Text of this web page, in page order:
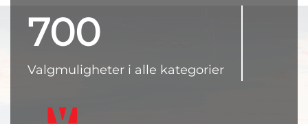
700
Valgmuligheter i alle kategorier